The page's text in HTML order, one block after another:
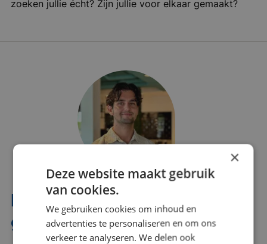
zoeken jullie écht? Zijn jullie voor elkaar gemaakt?
Interesse? Benno helpt je
graag verder!
×
Deze website maakt gebruik
van cookies.
We gebruiken cookies om inhoud en
advertenties te personaliseren en om ons
verkeer te analyseren. We delen ook